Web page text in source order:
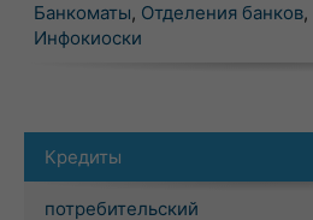
Банкоматы, Отделения банков,
Инфокиоски
Кредиты
потребительский